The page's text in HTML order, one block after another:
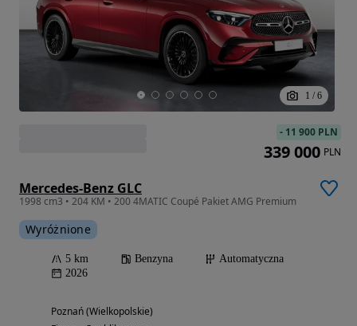
1 / 6
Mercedes-Benz GLC
1998 cm3 • 204 KM • 200 4MATIC Coupé Pakiet AMG Premium
Wyróżnione
5 km Benzyna
Automatyczna
2026
Poznań (Wielkopolskie)
- 11 900 PLN
339 000 PLN